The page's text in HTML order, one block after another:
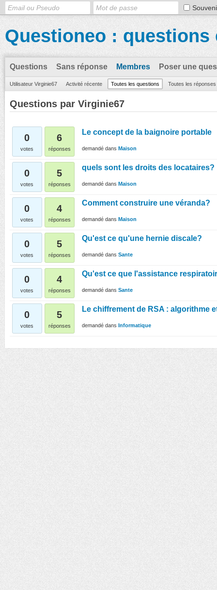
Questioneo : questions
Questions Sans réponse Membres Poser une
Utilisateur Virginie67 Activité récente Toutes les questions Toutes les réponses
Questions par Virginie67
0
votes
6
réponses
Le concept de la baignoire portable
demandé dans Maison
0
votes
5
réponses
quels sont les droits des locataires?
demandé dans Maison
0
votes
4
réponses
Comment construire une véranda?
demandé dans Maison
0
votes
5
réponses
Qu'est ce qu'une hernie discale?
demandé dans Sante
0
votes
4
réponses
Qu'est ce que l'assistance
demandé dans Sante
0
votes
5
réponses
Le chiffrement de RSA : algorithme
demandé dans Informatique